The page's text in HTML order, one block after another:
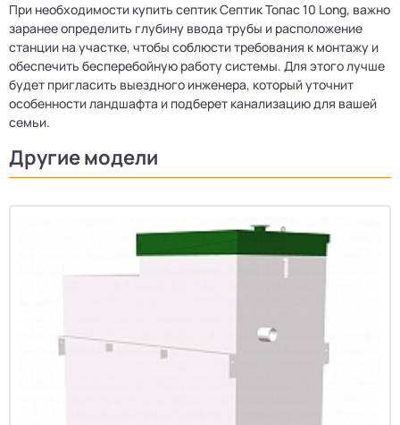
При необходимости купить септик Септик Топас 10 Long, важно
заранее определить глубину ввода трубы и расположение
станции на участке, чтобы соблюсти требования к монтажу и
обеспечить бесперебойную работу системы. Для этого лучше
будет пригласить выездного инженера, который уточнит
особенности ландшафта и подберет канализацию для вашей
семьи.
Другие модели